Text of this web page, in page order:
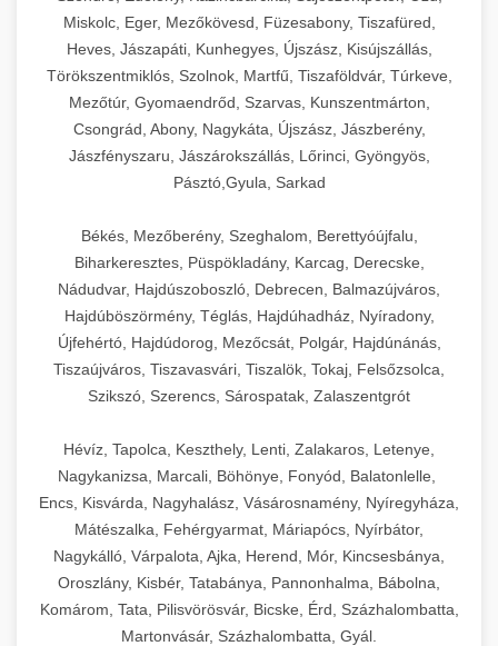
Miskolc, Eger, Mezőkövesd, Füzesabony, Tiszafüred,
Heves, Jászapáti, Kunhegyes, Újszász, Kisújszállás,
Törökszentmiklós, Szolnok, Martfű, Tiszaföldvár, Túrkeve,
Mezőtúr, Gyomaendrőd, Szarvas, Kunszentmárton,
Csongrád, Abony, Nagykáta, Újszász, Jászberény,
Jászfényszaru, Jászárokszállás, Lőrinci, Gyöngyös,
Pásztó,Gyula, Sarkad
Békés, Mezőberény, Szeghalom, Berettyóújfalu,
Biharkeresztes, Püspökladány, Karcag, Derecske,
Nádudvar, Hajdúszoboszló, Debrecen, Balmazújváros,
Hajdúböszörmény, Téglás, Hajdúhadház, Nyíradony,
Újfehértó, Hajdúdorog, Mezőcsát, Polgár, Hajdúnánás,
Tiszaújváros, Tiszavasvári, Tiszalök, Tokaj, Felsőzsolca,
Szikszó, Szerencs, Sárospatak, Zalaszentgrót
Hévíz, Tapolca, Keszthely, Lenti, Zalakaros, Letenye,
Nagykanizsa, Marcali, Böhönye, Fonyód, Balatonlelle,
Encs, Kisvárda, Nagyhalász, Vásárosnamény, Nyíregyháza,
Mátészalka, Fehérgyarmat, Máriapócs, Nyírbátor,
Nagykálló, Várpalota, Ajka, Herend, Mór, Kincsesbánya,
Oroszlány, Kisbér, Tatabánya, Pannonhalma, Bábolna,
Komárom, Tata, Pilisvörösvár, Bicske, Érd, Százhalombatta,
Martonvásár, Százhalombatta, Gyál.